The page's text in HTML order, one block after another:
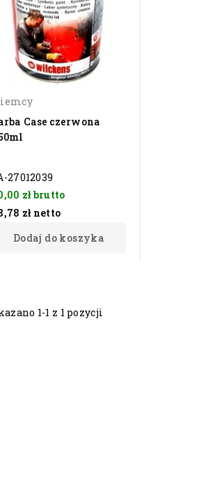
Case czerwona
27012039
złbrutto
zł netto
Dodaj do koszyka
1-1 z 1 pozycji